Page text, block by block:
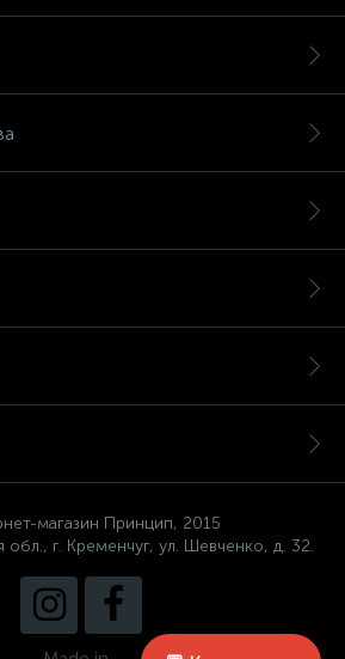
магазин Принцип, 2015
обл., г. Кременчуг, ул. Шевченко, д. 32.